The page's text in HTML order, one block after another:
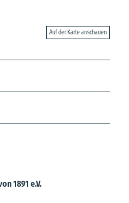
Auf der Karte anschauen
1891 e.V.